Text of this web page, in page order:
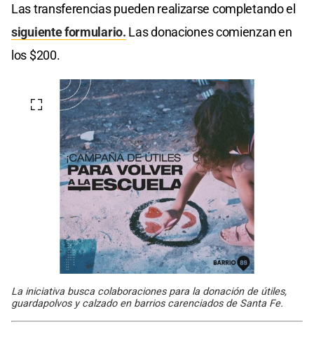
Las transferencias pueden realizarse completando el
siguiente formulario. Las donaciones comienzan en
los $200.
La iniciativa busca colaboraciones para la donación de útiles,
guardapolvos y calzado en barrios carenciados de Santa Fe.